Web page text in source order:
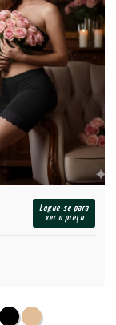
Logue-se para
ver o preço